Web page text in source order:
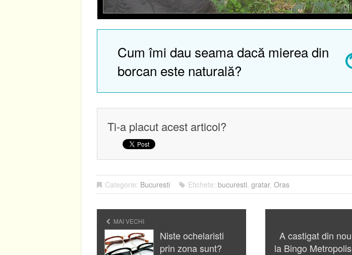
Cum îmi dau seama dacă mierea din
borcan este naturală?
Ti-a placut acest articol?
Categorie: Bucuresti Etichete: bucuresti, gratar, Oras
MAI VECHI
Niste ochelaristi
prin zona sunt?
A castigat din nou
la Bingo Metropolis